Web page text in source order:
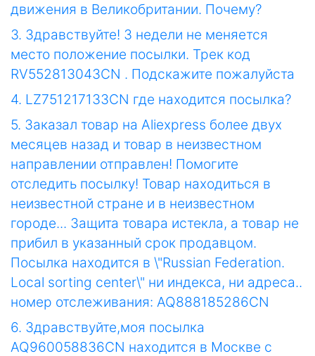
движения в Великобритании. Почему?
3. Здравствуйте! 3 недели не меняется
место положение посылки. Трек код
RV552813043CN . Подскажите пожалуйста
4. LZ751217133CN где находится посылка?
5. Заказал товар на Aliexpress более двух
месяцев назад и товар в неизвестном
направлении отправлен! Помогите
отследить посылку! Товар находиться в
неизвестной стране и в неизвестном
городе... Защита товара истекла, а товар не
прибил в указанный срок продавцом.
Посылка находится в \"Russian Federation.
Local sorting center\" ни индекса, ни адреса..
номер отслеживания: AQ888185286CN
6. Здравствуйте,моя посылка
AQ960058836CN находится в Москве с